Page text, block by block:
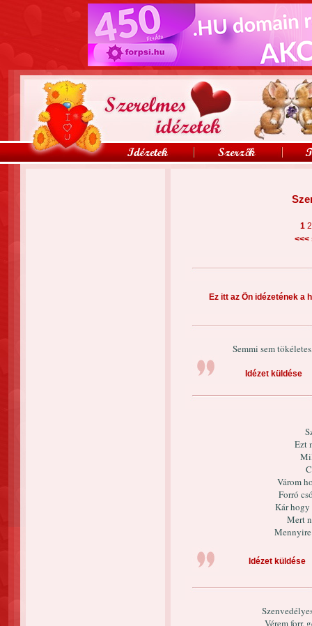
1
<<<
Ez itt az Ön idézetének a
Semmi sem
Idézet küldése
Ezt
Várom
Forró
Kár
Mert
Idézet küldése
Vérem forr,